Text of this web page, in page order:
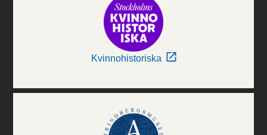
Kvinnohistoriska